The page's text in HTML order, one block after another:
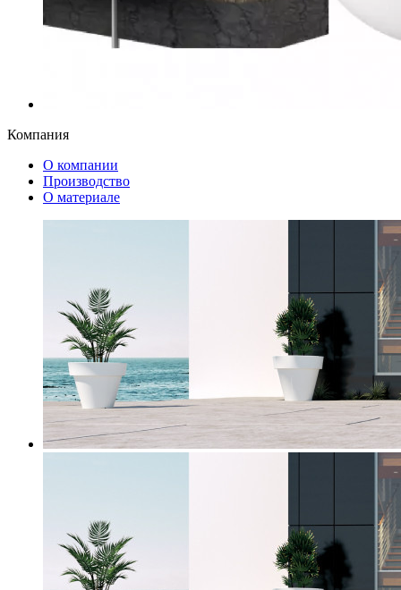
Компания
О компании
Производство
О материале